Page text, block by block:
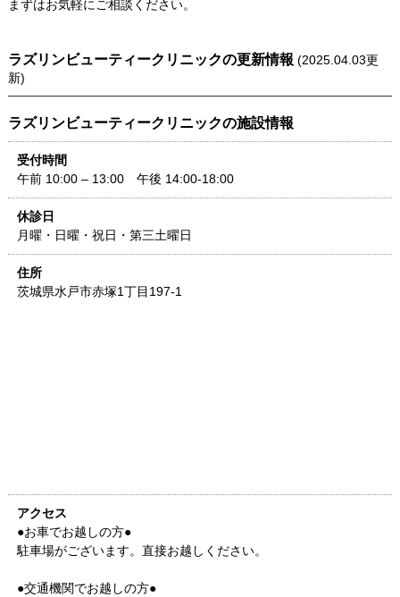
まずはお気軽にご相談ください。
ラズリンビューティークリニックの更新情報 (2025.04.03更
新)
ラズリンビューティークリニックの施設情報
受付時間
午前 10:00 – 13:00 午後 14:00-18:00
休診日
月曜・日曜・祝日・第三土曜日
住所
茨城県水戸市赤塚1丁目197-1
アクセス
●お車でお越しの方●
駐車場がございます。直接お越しください。
●交通機関でお越しの方●